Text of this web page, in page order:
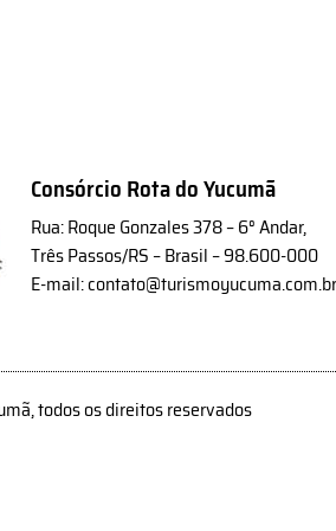
Consórcio Rota do Yucumã
Rua: Roque Gonzales 378 – 6° Andar,
Três Passos/RS – Brasil – 98.600-000
E-mail:
todos os direitos reservados